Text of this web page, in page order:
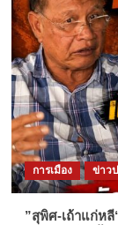
การเมือง ข่าว
”สุพิศ-เถ้าแก่ห